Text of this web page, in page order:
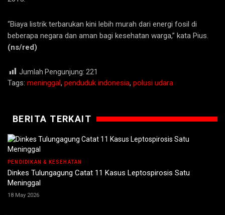
“Biaya listrik terbarukan kini lebih murah dari energi fosil di
beberapa negara dan aman bagi kesehatan warga,” kata Pius.
(ns/red)
Jumlah Pengunjung: 221
Tags: meninggal, penduduk indonesia, polusi udara
BERITA TERKAIT
PENDIDIKAN & KESEHATAN
Dinkes Tulungagung Catat 11 Kasus Leptospirosis Satu
Meninggal
18 May 2026